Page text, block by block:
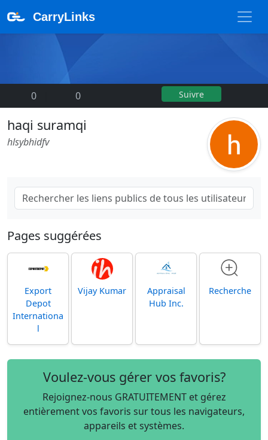
CarryLinks
0 0 Suivre
haqi suramqi
hlsybhidfv
Pages suggérées
Export
Depot
Internationa
l
Vijay Kumar
Appraisal
Hub Inc.
Recherche
Voulez-vous gérer vos favoris?
Rejoignez-nous GRATUITEMENT et gérez
entièrement vos favoris sur tous les navigateurs,
appareils et systèmes.